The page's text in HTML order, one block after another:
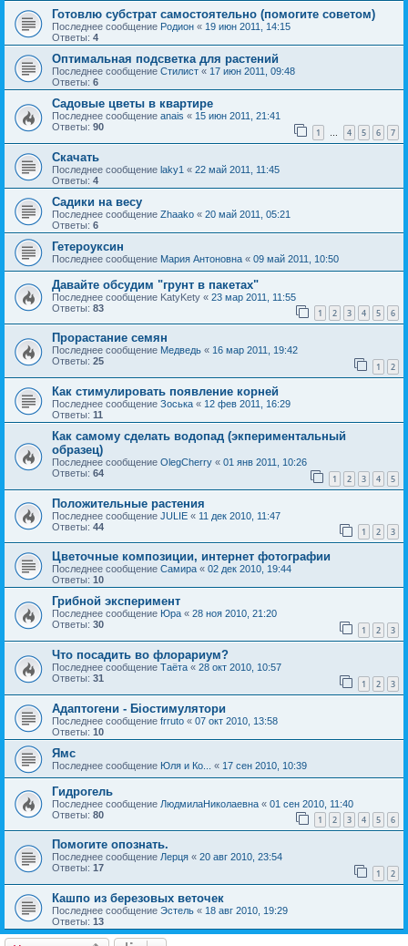
Готовлю субстрат самостоятельно (помогите советом)
Последнее сообщение Родион « 19 июн 2011, 14:15
Ответы: 4
Оптимальная подсветка для растений
Последнее сообщение Стилист « 17 июн 2011, 09:48
Ответы: 6
Садовые цветы в квартире
Последнее сообщение anais « 15 июн 2011, 21:41
Ответы: 90 1 … 4 5 6 7
Скачать
Последнее сообщение laky1 « 22 май 2011, 11:45
Ответы: 4
Садики на весу
Последнее сообщение Zhaako « 20 май 2011, 05:21
Ответы: 6
Гетероуксин
Последнее сообщение Мария Антоновна « 09 май 2011, 10:50
Давайте обсудим "грунт в пакетах"
Последнее сообщение KatyKety « 23 мар 2011, 11:55
Ответы: 83 1 2 3 4 5 6
Прорастание семян
Последнее сообщение Медведь « 16 мар 2011, 19:42
Ответы: 25 1 2
Как стимулировать появление корней
Последнее сообщение Зоська « 12 фев 2011, 16:29
Ответы: 11
Как самому сделать водопад (экпериментальный
образец)
Последнее сообщение OlegCherry « 01 янв 2011, 10:26
Ответы: 64 1 2 3 4 5
Положительные растения
Последнее сообщение JULIE « 11 дек 2010, 11:47
Ответы: 44 1 2 3
Цветочные композиции, интернет фотографии
Последнее сообщение Самира « 02 дек 2010, 19:44
Ответы: 10
Грибной эксперимент
Последнее сообщение Юра « 28 ноя 2010, 21:20
Ответы: 30 1 2 3
Что посадить во флорариум?
Последнее сообщение Таёта « 28 окт 2010, 10:57
Ответы: 31 1 2 3
Адаптогени - Біостимулятори
Последнее сообщение frruto « 07 окт 2010, 13:58
Ответы: 10
Ямс
Последнее сообщение Юля и Ко... « 17 сен 2010, 10:39
Гидрогель
Последнее сообщение ЛюдмилаНиколаевна « 01 сен 2010, 11:40
Ответы: 80 1 2 3 4 5 6
Помогите опознать.
Последнее сообщение Лерця « 20 авг 2010, 23:54
Ответы: 17 1 2
Кашпо из березовых веточек
Последнее сообщение Эстель « 18 авг 2010, 19:29
Ответы: 13